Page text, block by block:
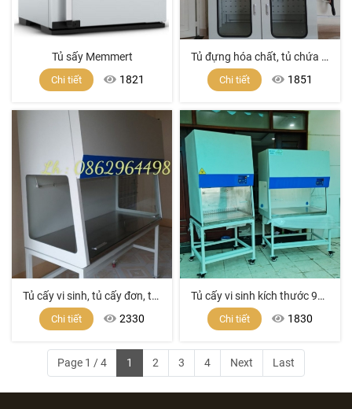
Tủ sấy Memmert
Chi tiết 1821
Tủ đựng hóa chất, tủ chứa hóa chất, tủ bảo quản hóa chất, tủ hóa chất, tủ sắt sơn tĩnh điện
Chi tiết 1851
Tủ cấy vi sinh, tủ cấy đơn, tủ cấy sắt sơn tĩnh điện, tủ cấy giá tốt, box cấy giá rẻ, tủ cấy mô, tủ cấy đông trùng hạ thảo, tủ phòng vi sinh, tủ phòng sạch, tủ cấy
Chi tiết 2330
Tủ cấy vi sinh kích thước 900mm (cho1 người sử dụng), an toàn sinh học cấp 2
Chi tiết 1830
Page 1 / 4 1 2 3 4 Next Last